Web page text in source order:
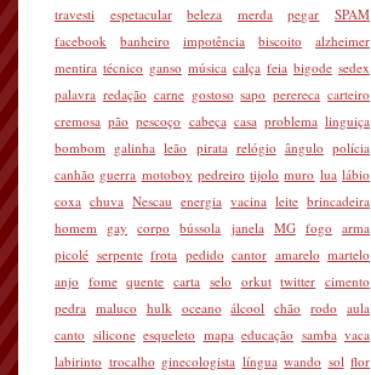
travesti
espetacular beleza merda pegar
SPAM
facebook
banheiro impotência biscoito
alzheimer
mentira técnico ganso música calça feia bigode sedex
palavra redação carne gostoso sapo perereca carteiro
cremosa pão pescoço cabeça casa problema linguiça
bombom galinha leão pirata relógio ângulo polícia
canhão guerra motoboy pedreiro tijolo muro lua lábio
coxa chuva Nescau energia vacina leite brincadeira
homem gay corpo bússola janela MG fogo arma
picolé serpente frota pedido cantor amarelo martelo
anjo fome quente carta selo orkut twitter cimento
pedra maluco hulk oceano álcool chão rodo aula
canto silicone esqueleto mapa educação samba vaca
labirinto trocalho ginecologista língua wando sol flor